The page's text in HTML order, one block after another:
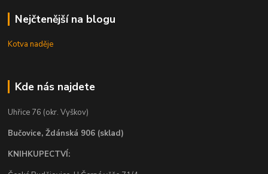
Nejčtenější na blogu
Kotva naděje
Kde nás najdete
Uhřice 76 (okr. Vyškov)
Bučovice, Ždánská 906 (sklad)
KNIHKUPECTVÍ: